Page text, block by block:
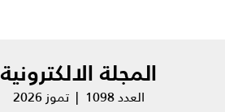
المجلة الالكترونية
العدد 1098 | تموز 2026